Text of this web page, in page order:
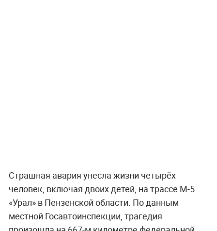
Страшная авария унесла жизни четырёх
человек, включая двоих детей, на трассе М-5
«Урал» в Пензенской области. По данным
местной Госавтоинспекции, трагедия